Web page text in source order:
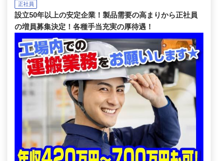
正社員
設立50年以上の安定企業！製品需要の高まりから正社員
の増員募集決定！各種手当充実の厚待遇！